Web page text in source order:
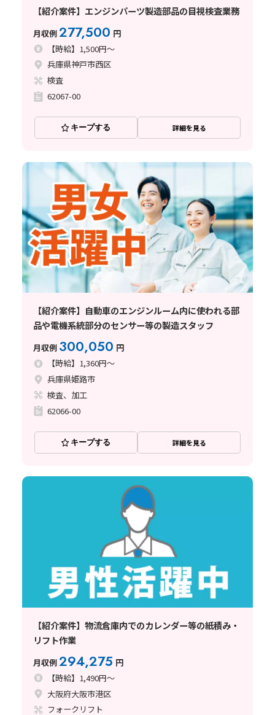
【紹介案件】エンジンパーツ製造部品の目視検査業務
月収例277,500 円
【時給】1,500円～
兵庫県神戸市西区
検査
62067-00
キープする 詳細を見る
【紹介案件】自動車のエンジンルーム内に使われる部
品や電機系統部分のセンサー等の製造スタッフ
月収例 300,050 円
【時給】1,360円～
兵庫県姫路市
検査、加工
62066-00
キープする 詳細を見る
【紹介案件】物流倉庫内でのカレンダー等の紙積み・
リフト作業
月収例294,275 円
【時給】1,490円～
大阪府大阪市港区
フォークリフト